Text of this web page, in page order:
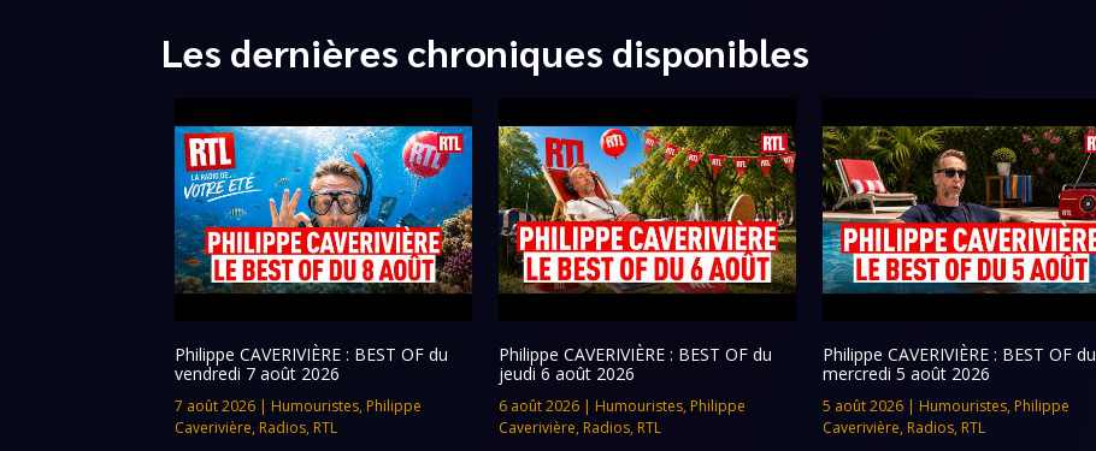
Les dernières chroniques disponibles
Philippe CAVERIVIÈRE : BEST OF du
vendredi 7 août 2026
7 août 2026 | Humouristes, Philippe
Caverivière, Radios, RTL
Philippe CAVERIVIÈRE : BEST OF du
jeudi 6 août 2026
6 août 2026| Humouristes, Philippe
Caverivière, Radios, RTL
Philippe CAVERIVIÈRE : BEST OF du
mercredi 5 août 2026
5 août 2026| Humouristes, Philippe
Caverivière, Radios, RTL